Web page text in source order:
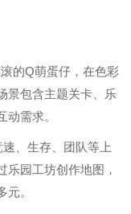
的Q萌蛋仔，在色彩
景包含主题关卡、乐
需求。
、生存、团队等上
乐园工坊创作地图，
。